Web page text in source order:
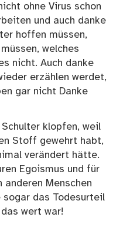
ohne Virus schon
und auch danke
hoffen müssen,
welches
nicht. Auch danke
erzählen werdet,
gar nicht Danke
klopfen, weil
Stoff gewehrt habt,
verändert hätte.
Egoismus und für
anderen Menschen
das Todesurteil
wert war!